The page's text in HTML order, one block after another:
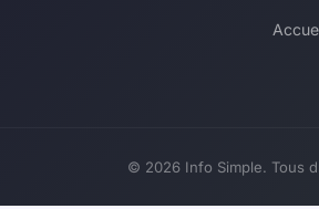
© 2026 Info Simple. Tous